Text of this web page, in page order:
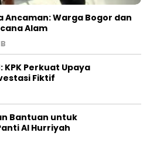
Ancaman: Warga Bogor dan
Alam
KPK Perkuat Upaya
Fiktif
Bantuan untuk
Al Hurriyah